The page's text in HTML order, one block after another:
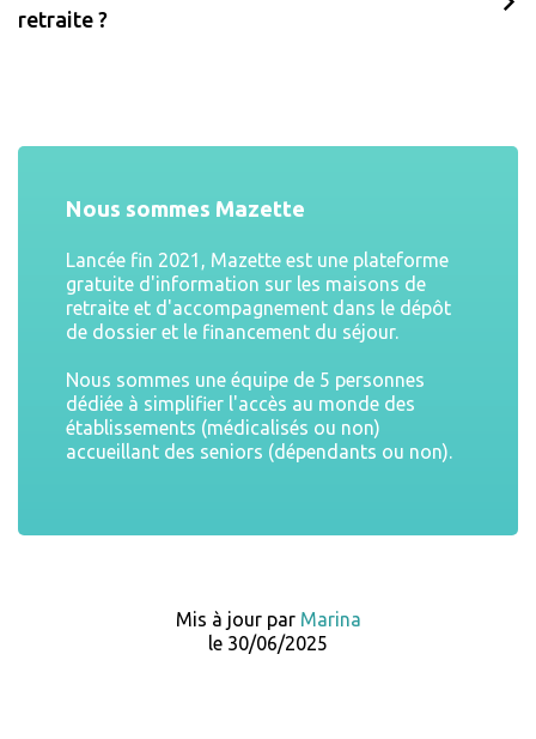
retraite ?
Nous sommes Mazette
Lancée fin 2021, Mazette est une plateforme
gratuite d'information sur les maisons de
retraite et d'accompagnement dans le dépôt
de dossier et le financement du séjour.
Nous sommes une équipe de 5 personnes
dédiée à simplifier l'accès au monde des
établissements (médicalisés ou non)
accueillant des seniors (dépendants ou non).
Mis à jour par Marina
le 30/06/2025